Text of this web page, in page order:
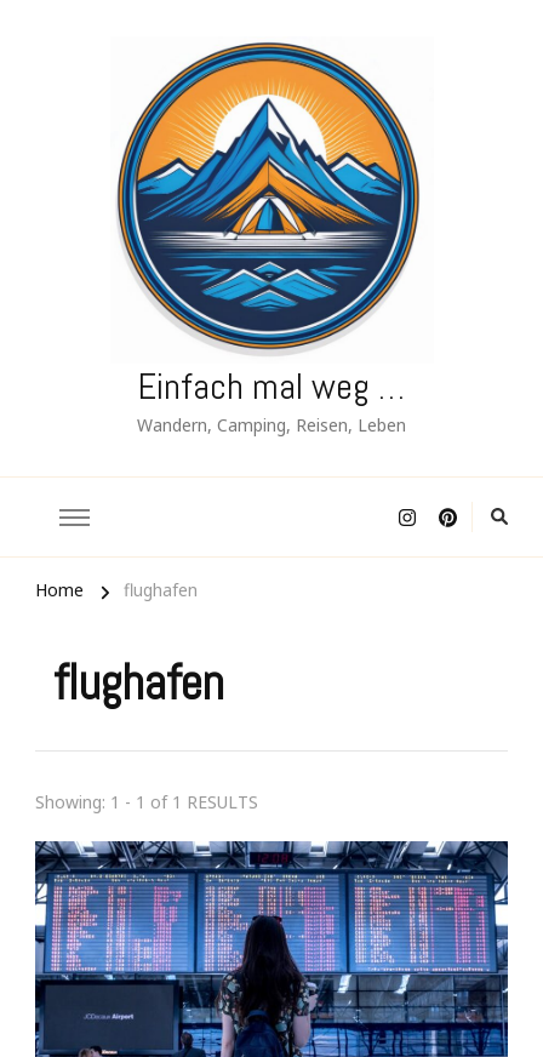
Einfach mal weg …
Wandern, Camping, Reisen, Leben
Home flughafen
flughafen
Showing: 1 - 1 of 1 RESULTS